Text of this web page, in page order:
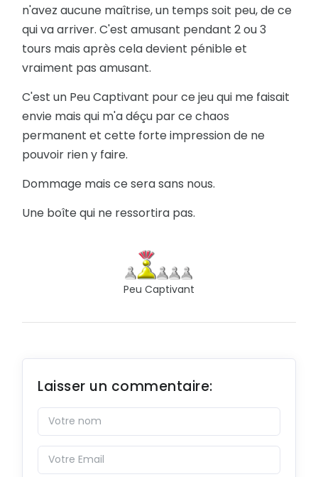
n'avez aucune maîtrise, un temps soit peu, de ce
qui va arriver. C'est amusant pendant 2 ou 3
tours mais après cela devient pénible et
vraiment pas amusant.
C'est un Peu Captivant pour ce jeu qui me faisait
envie mais qui m'a déçu par ce chaos
permanent et cette forte impression de ne
pouvoir rien y faire.
Dommage mais ce sera sans nous.
Une boîte qui ne ressortira pas.
Peu Captivant
Laisser un commentaire: